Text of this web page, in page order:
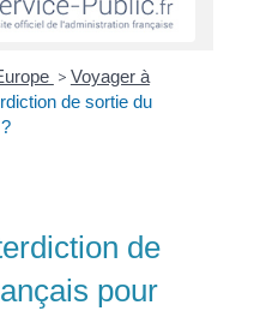
> Voyager à
de sortie du
de
pour